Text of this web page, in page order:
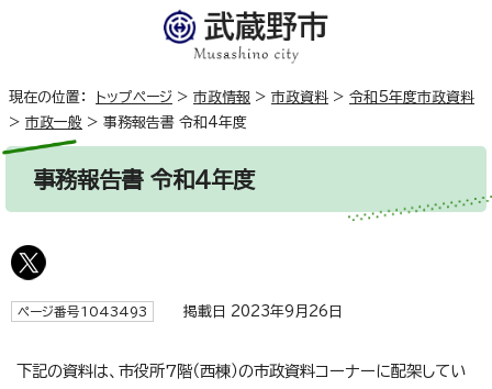
現在の位置： トップページ > 市政情報 > 市政資料 > 令和5年度市政資料
> 市政一般 > 事務報告書 令和4年度
事務報告書 令和4年度
ページ番号1043493 掲載日 2023年9月26日
下記の資料は、市役所7階（西棟）の市政資料コーナーに配架してい